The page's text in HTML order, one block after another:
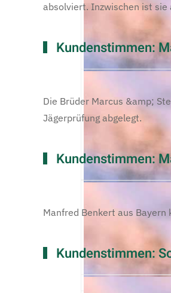
absolviert. Inzwischen ist
Kundenstimmen:
Die Brüder Marcus &amp;
Jägerprüfung abgelegt.
Kundenstimmen:
Manfred Benkert aus
Kundenstimmen: